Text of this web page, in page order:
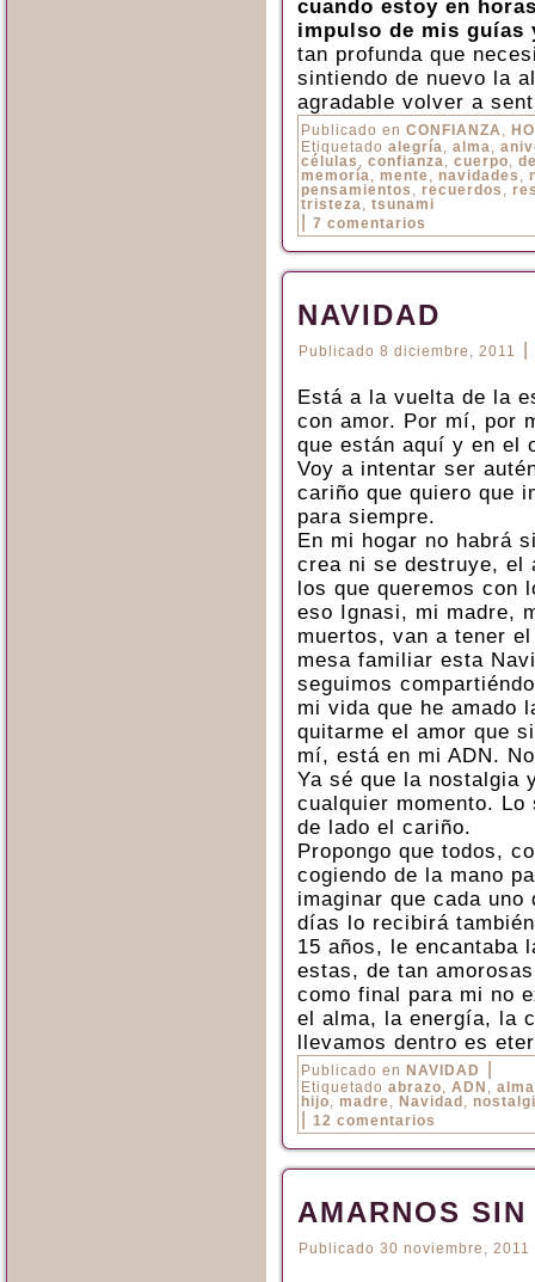
cuando estoy en
impulso de mis guías
tan profunda que
sintiendo de nuevo la
agradable volver a
Publicado en CONFIANZA ,
Etiquetado alegría, alma,
células , confianza, cuerpo,
memoría, mente, navidades ,
pensamientos , recuerdos ,
tristeza, tsunami
7 comentarios
NAVIDAD
Publicado 8 diciembre, 2011
Está a la vuelta de la
con amor. Por mí, por
que están aquí y en el
Voy a intentar ser
cariño que quiero que
para siempre.
En mi hogar no habrá
crea ni se destruye, el
los que queremos con
eso Ignasi, mi madre,
muertos, van a tener
mesa familiar esta
seguimos
mi vida que he amado
quitarme el amor que
mí, está en mi ADN.
Ya sé que la nostalgia
cualquier momento.
de lado el cariño.
Propongo que todos,
cogiendo de la mano
imaginar que cada
días lo recibirá
15 años, le encantaba
estas, de tan
como final para mi no
el alma, la energía, la
llevamos dentro es
Publicado en NAVIDAD
Etiquetado abrazo, ADN , alma
hijo, madre, Navidad ,
12 comentarios
AMARNOS
Publicado 30 noviembre, 2011